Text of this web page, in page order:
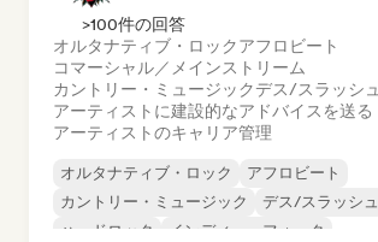
>100件の回答
オルタナティブ・ロックアフロビート
コマーシャル／メインストリーム
カントリー・ミュージックデス/スラッシュ
アーティストに建設的なアドバイスを送る
アーティストのキャリア管理
オルタナティブ・ロック
アフロビート
カントリー・ミュージック
デス/スラッシュ
ハードロック
インディー・フォーク